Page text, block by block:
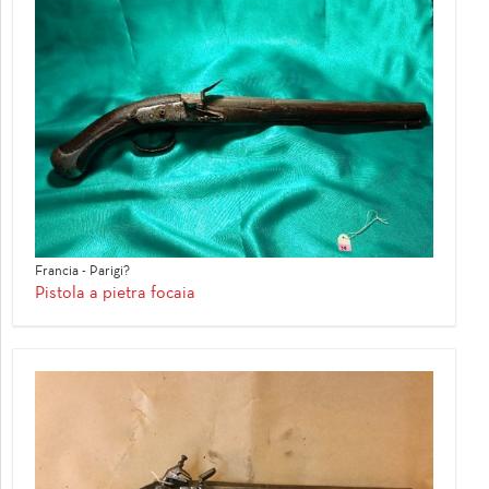
Francia - Parigi?
Pistola a pietra focaia